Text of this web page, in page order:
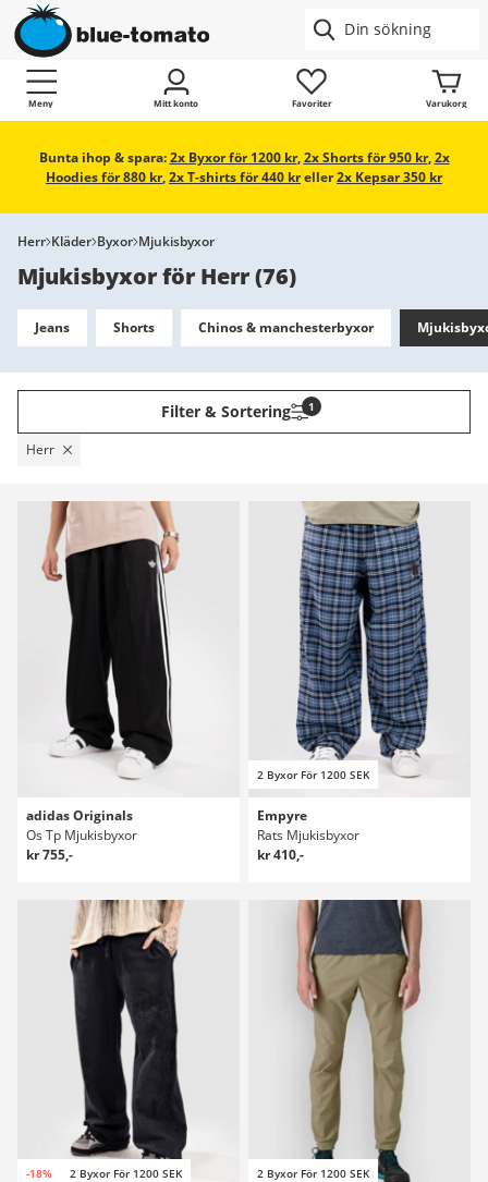
Meny Mitt konto Favoriter Varukorg
Bunta ihop & spara:2x Byxor för 1200 kr,2x Shorts för 950 kr,2x
Hoodies för 880 kr,2x T-shirts för 440 kreller2x Kepsar 350 kr
Herr Kläder Byxor Mjukisbyxor
Mjukisbyxor för Herr(76)
Jeans Shorts Chinos & manchesterbyxor
Filter & Sortering 1
Herr
adidas Originals
Os Tp Mjukisbyxor
kr 755,-
2 Byxor För 1200 SEK
Empyre
Rats Mjukisbyxor
kr 410,-
-18% 2 Byxor För 1200 SEK 2 Byxor För 1200 SEK